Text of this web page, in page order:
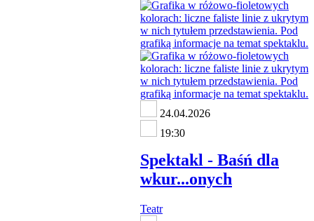
24.04.2026
19:30
Spektakl - Baśń dla
wkur...onych
Teatr